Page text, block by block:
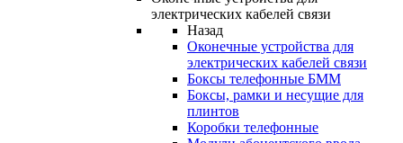
электрических кабелей связи
Назад
Оконечные устройства для
электрических кабелей связи
Боксы телефонные БММ
Боксы, рамки и несущие для
плинтов
Коробки телефонные